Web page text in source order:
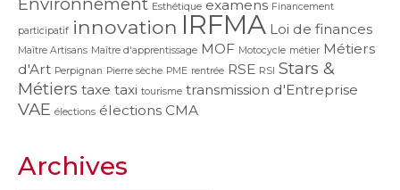
Esthétique examens Financement
participatif innovation IRFMA Loi de finances
Maître Artisans Maître d'apprentissage MOF Motocycle métier Métiers
d'Art Perpignan Pierre sèche PME rentrée RSE RSI Stars &
Métiers taxe taxi tourisme transmission d'Entreprise
VAE élections élections CMA
Archives